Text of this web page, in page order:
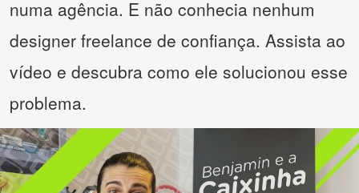
numa agência. E não conhecia nenhum
designer freelance de confiança. Assista ao
vídeo e descubra como ele solucionou esse
problema.